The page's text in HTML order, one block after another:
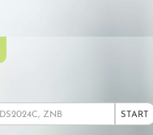
START